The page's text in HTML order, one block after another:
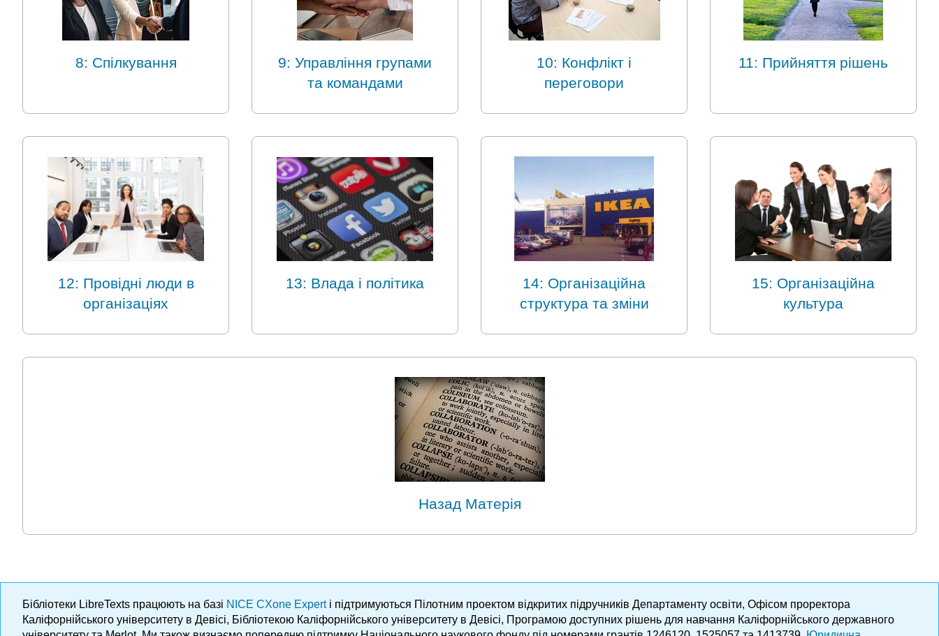
8: Спілкування
9: Управління групами
та командами
10: Конфлікт і
переговори
11: Прийняття рішень
12: Провідні люди в
організаціях
13: Влада і політика
14: Організаційна
структура та зміни
15: Організаційна
культура
Назад Матерія
Бібліотеки LibreTexts працюють на базі NICE CXone Expert і підтримуються Пілотним проектом відкритих підручників Департаменту освіти, Офісом проректора
Каліфорнійського університету в Девісі, Бібліотекою Каліфорнійського університету в Девісі, Програмою доступних рішень для навчання Каліфорнійського державного